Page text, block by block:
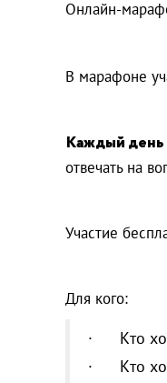
Онлайн-
В марафоне
Каждый день
отвечать на
Участие
Для кого:
· Кто
· Кто